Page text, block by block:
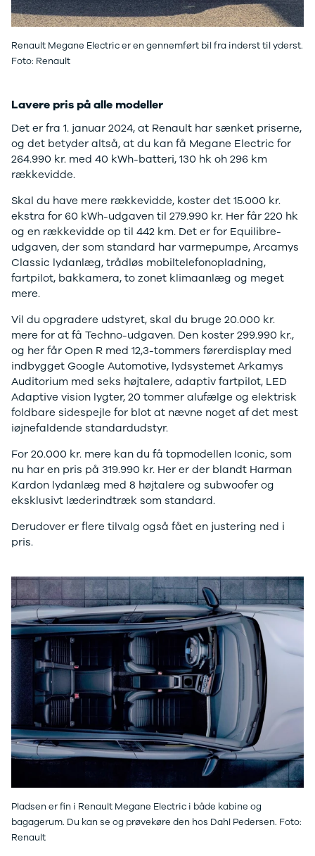
Privatleasing
Renault
Volvo
Dacia
til elbil
ladeløsning
Norlys
ladeløsning
Ladeguide til
elbil
Elbiler på vej
Finansiering
og billån
Forsikring
Udlevering
af ny bil
Sådan
foregår
privatleasing
værksted
dig
Kontakt os
Elektriske
køre
elektrisk?
Vi
har et bredt
udvalg af
brugte
elbiler. Se de
populære
Renault Megane Electric er en gennemført bil fra inderst til yderst.
Foto: Renault
Lavere pris på alle modeller
Det er fra 1. januar 2024, at Renault har sænket priserne,
og det betyder altså, at du kan få Megane Electric for
264.990 kr. med 40 kWh-batteri, 130 hk oh 296 km
rækkevidde.
Skal du have mere rækkevidde, koster det 15.000 kr.
ekstra for 60 kWh-udgaven til 279.990 kr. Her får 220 hk
og en rækkevidde op til 442 km. Det er for Equilibre-
udgaven, der som standard har varmepumpe, Arcamys
Classic lydanlæg, trådløs mobiltelefonopladning,
fartpilot, bakkamera, to zonet klimaanlæg og meget
mere.
Vil du opgradere udstyret, skal du bruge 20.000 kr.
mere for at få Techno-udgaven. Den koster 299.990 kr.,
og her får Open R med 12,3-tommers førerdisplay med
indbygget Google Automotive, lydsystemet Arkamys
Auditorium med seks højtalere, adaptiv fartpilot, LED
Adaptive vision lygter, 20 tommer alufælge og elektrisk
foldbare sidespejle for blot at nævne noget af det mest
iøjnefaldende standardudstyr.
For 20.000 kr. mere kan du få topmodellen Iconic, som
nu har en pris på 319.990 kr. Her er der blandt Harman
Kardon lydanlæg med 8 højtalere og subwoofer og
eksklusivt læderindtræk som standard.
Derudover er flere tilvalg også fået en justering ned i
pris.
Pladsen er fin i Renault Megane Electric i både kabine og
bagagerum. Du kan se og prøvekøre den hos Dahl Pedersen. Foto:
Renault